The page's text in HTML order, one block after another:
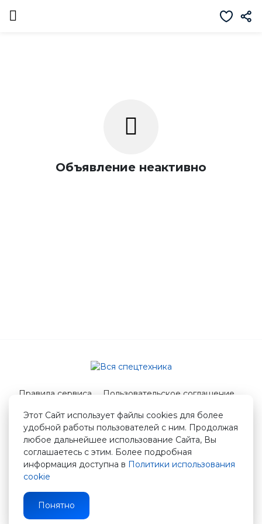
Объявление неактивно
Этот Сайт использует файлы cookies для более
удобной работы пользователей с ним. Продолжая
любое дальнейшее использование Сайта, Вы
соглашаетесь с этим. Более подробная
информация доступна в Политики использования
cookie
Понятно
Правила сервиса
Пользовательское соглашение
© 2026 Вся спецтехника
info@vstshop.ru